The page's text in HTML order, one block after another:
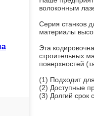
волоконным
Серия станков
материалы
Эта
строительных
поверхностей
(1) Подходит
(2) Доступные
(3) Долгий срок